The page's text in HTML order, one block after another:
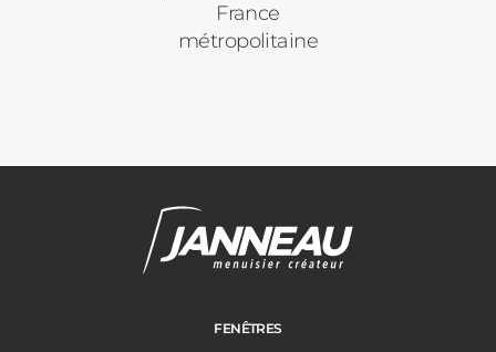
France
métropolitaine
FENÊTRES
Janneau Menuisier Créateur